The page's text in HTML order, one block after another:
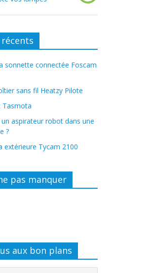
sonnette connectée Foscam
sans fil Heatzy Pilote
Tasmota
aspirateur robot dans une
?
extérieure Tycam 2100
pas manquer
aux bon plans